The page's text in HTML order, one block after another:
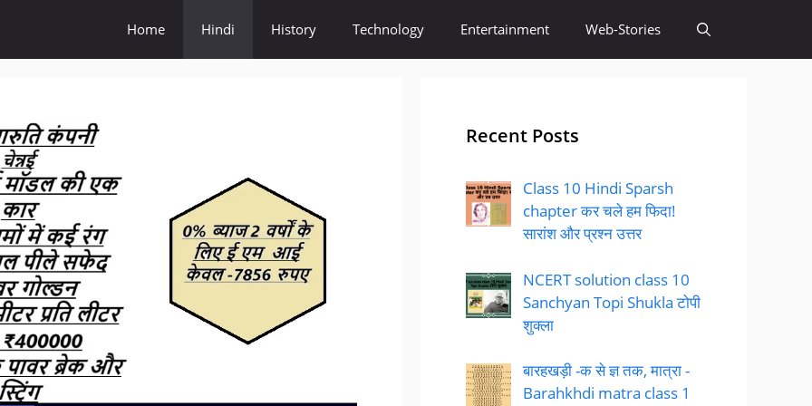
Home Hindi History Technology Entertainment Web-Stories
Recent Posts
Class 10 Hindi Sparsh
chapter कर चले हम फिदा!
सारांश और प्रश्न उत्तर
NCERT solution class 10
Sanchyan Topi Shukla टोपी
शुक्ला
बारहखड़ी -क से ज्ञ तक, मात्रा -
Barahkhdi matra class 1